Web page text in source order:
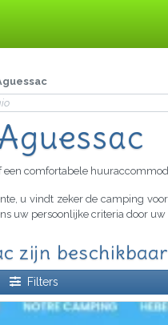
een comfortabele
u vindt zeker de camping
uw persoonlijke criteria door
zijn beschikbaar
Filters